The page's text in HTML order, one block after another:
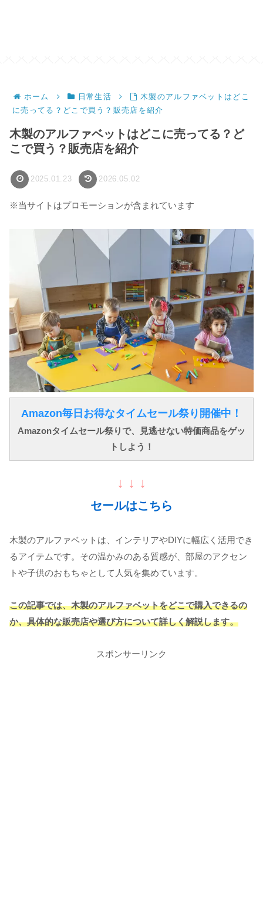
ホーム 日常生活
木製のアルファベットはどこ
に売ってる？どこで買う？販売店を紹介
木製のアルファベットはどこに売ってる？ど
こで買う？販売店を紹介
2025.01.23 2026.05.02
※当サイトはプロモーションが含まれています
Amazon毎日お得なタイムセール祭り開催中！
Amazonタイムセール祭りで、見逃せない特価商品をゲッ
トしよう！
↓ ↓ ↓
セールはこちら
木製のアルファベットは、インテリアやDIYに幅広く活用でき
るアイテムです。その温かみのある質感が、部屋のアクセン
トや子供のおもちゃとして人気を集めています。
この記事では、木製のアルファベットをどこで購入できるの
か、具体的な販売店や選び方について詳しく解説します。
スポンサーリンク